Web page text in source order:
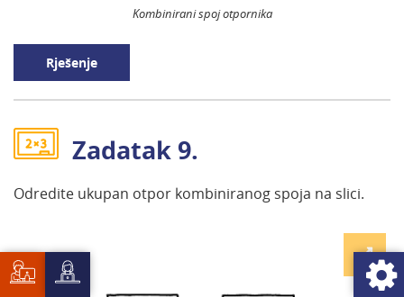
Kombinirani spoj otpornika
Rješenje
Zadatak 9.
Odredite ukupan otpor kombiniranog spoja na slici.